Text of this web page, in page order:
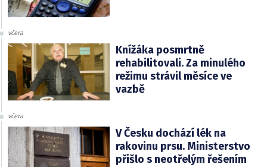
včera
Knížáka posmrtně
rehabilitovali. Za minulého
režimu strávil měsíce ve
vazbě
včera
V Česku dochází lék na
rakovinu prsu. Ministerstvo
přišlo s neotřelým řešením